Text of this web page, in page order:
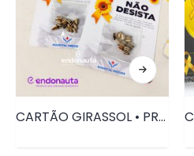
CARTÃO GIRASSOL • PRD201